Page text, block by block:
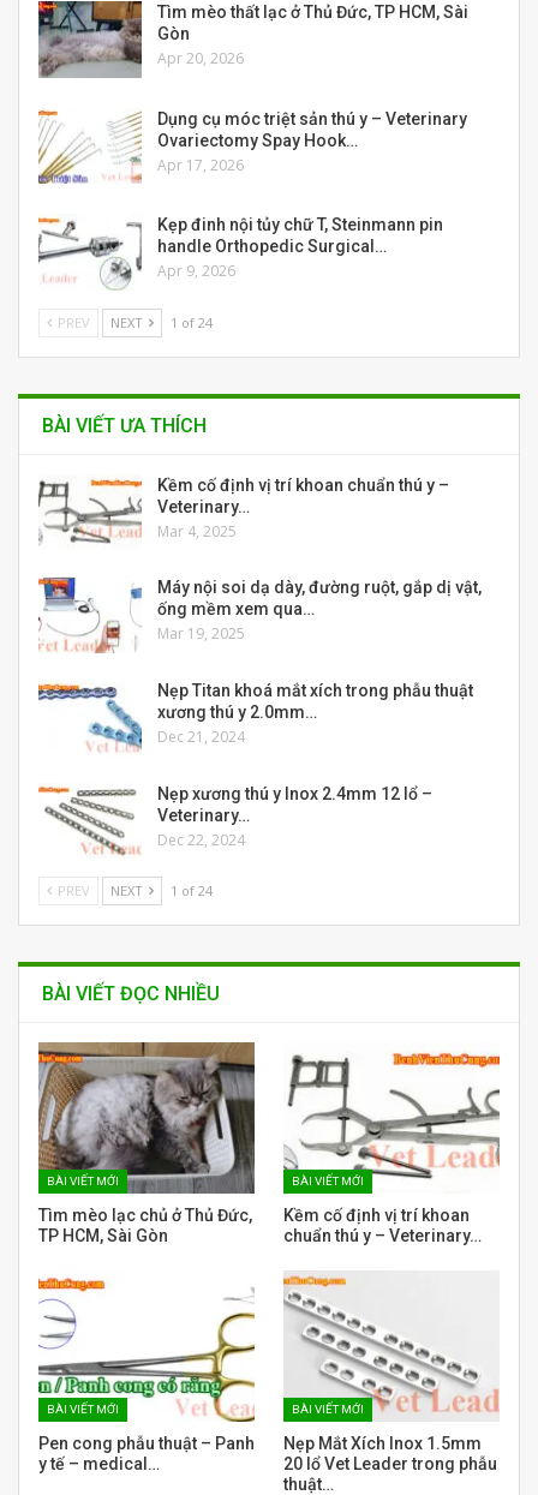
Tìm mèo thất lạc ở Thủ Đức, TP HCM, Sài
Gòn
Apr 20, 2026
Dụng cụ móc triệt sản thú y – Veterinary
Ovariectomy Spay Hook…
Apr 17, 2026
Kẹp đinh nội tủy chữ T, Steinmann pin
handle Orthopedic Surgical…
Apr 9, 2026
PREV NEXT 1 of 24
BÀI VIẾT ƯA THÍCH
Kềm cố định vị trí khoan chuẩn thú y –
Veterinary…
Mar 4, 2025
Máy nội soi dạ dày, đường ruột, gắp dị vật,
ống mềm xem qua…
Mar 19, 2025
Nẹp Titan khoá mắt xích trong phẫu thuật
xương thú y 2.0mm…
Dec 21, 2024
Nẹp xương thú y Inox 2.4mm 12 lổ –
Veterinary…
Dec 22, 2024
PREV NEXT 1 of 24
BÀI VIẾT ĐỌC NHIỀU
BÀI VIẾT MỚI
Tìm mèo lạc chủ ở Thủ Đức,
TP HCM, Sài Gòn
BÀI VIẾT MỚI
Kềm cố định vị trí khoan
chuẩn thú y – Veterinary…
BÀI VIẾT MỚI
Pen cong phẫu thuật – Panh
y tế – medical…
BÀI VIẾT MỚI
Nẹp Mắt Xích Inox 1.5mm
20 lổ Vet Leader trong phẫu
thuật…